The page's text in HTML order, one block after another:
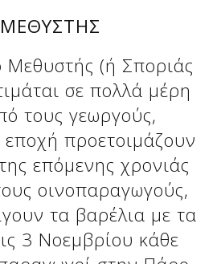
Μεθυστής (ή Σποριάς
σε πολλά μέρη
τους γεωργούς,
εποχή προετοιμάζουν
επόμενης χρονιάς
οινοπαραγωγούς,
τα βαρέλια με τα
3 Νοεμβρίου κάθε